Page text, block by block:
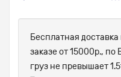
Бесплатная
заказе от 15000р.,
груз не превышает